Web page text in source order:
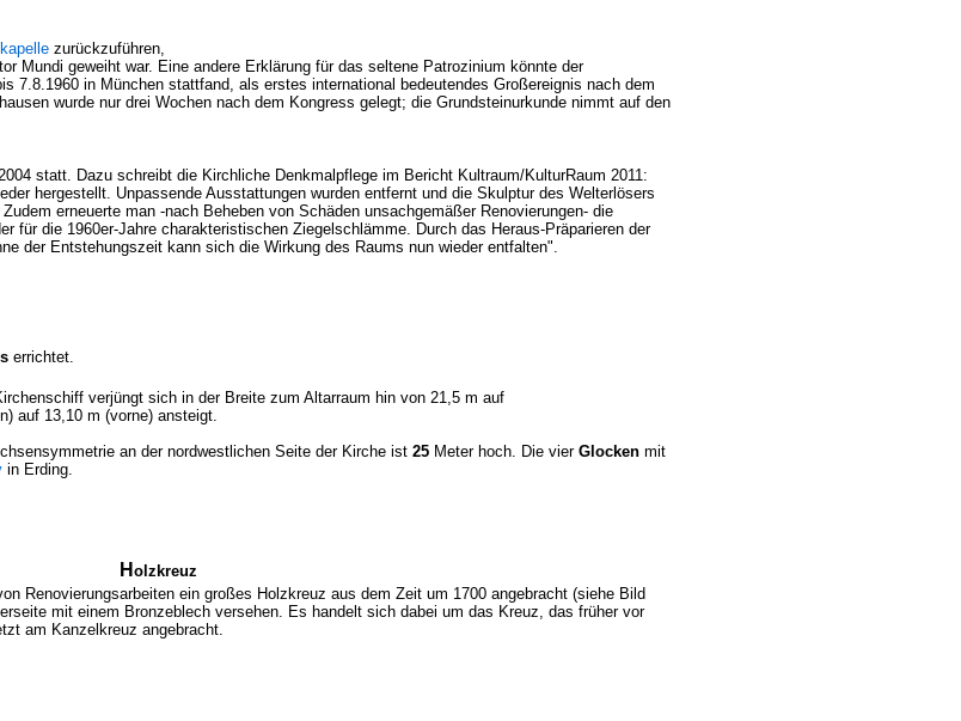
zurückzuführen,
Mundi geweiht war. Eine andere Erklärung für das seltene Patrozinium könnte der
7.8.1960 in München stattfand, als erstes international bedeutendes Großereignis nach dem
wurde nur drei Wochen nach dem Kongress gelegt; die Grundsteinurkunde nimmt auf den
statt. Dazu schreibt die Kirchliche Denkmalpflege im Bericht Kultraum/KulturRaum 2011:
hergestellt. Unpassende Ausstattungen wurden entfernt und die Skulptur des Welterlösers
erneuerte man -nach Beheben von Schäden unsachgemäßer Renovierungen- die
für die 1960er-Jahre charakteristischen Ziegelschlämme. Durch das Heraus-Präparieren der
der Entstehungszeit kann sich die Wirkung des Raums nun wieder entfalten".
errichtet.
verjüngt sich in der Breite zum Altarraum hin von 21,5 m auf
auf 13,10 m (vorne) ansteigt.
an der nordwestlichen Seite der Kirche ist 25 Meter hoch. Die vier Glocken mit
in Erding.
H olzkreuz
Renovierungsarbeiten ein großes Holzkreuz aus dem Zeit um 1700 angebracht (siehe Bild
mit einem Bronzeblech versehen. Es handelt sich dabei um das Kreuz, das früher vor
am Kanzelkreuz angebracht.